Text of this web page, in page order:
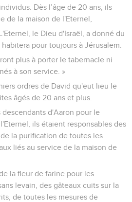
Dès l’âge de 20 ans, ils
de la maison de l'Eternel,
le Dieu d'Israël, a donné du
pour toujours à Jérusalem.
plus à porter le tabernacle ni
à son service. »
ordres de David qu'eut lieu le
âgés de 20 ans et plus.
descendants d'Aaron pour le
ils étaient responsables des
la purification de toutes les
liés au service de la maison de
la fleur de farine pour les
levain, des gâteaux cuits sur la
de toutes les mesures de